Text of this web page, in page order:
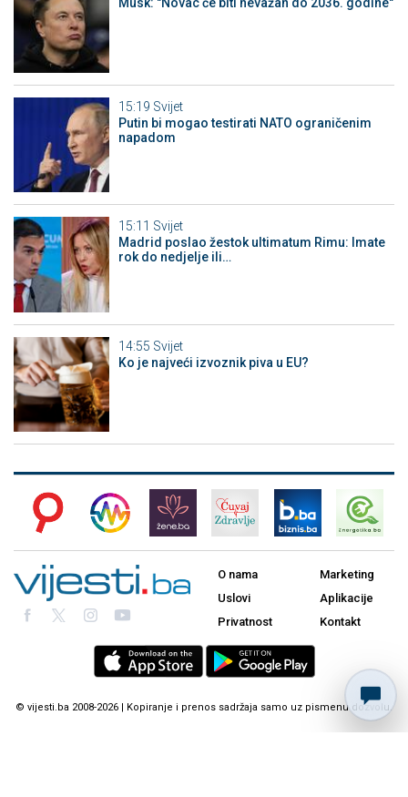
15:19 Svijet
Putin bi mogao testirati NATO ograničenim
napadom
15:11 Svijet
Madrid poslao žestok ultimatum Rimu: Imate
rok do nedjelje ili…
14:55 Svijet
Ko je najveći izvoznik piva u EU?
O nama
Uslovi
Privatnost
Marketing
Aplikacije
Kontakt
© vijesti.ba 2008-2026 | Kopiranje i prenos sadržaja samo uz pismenu dozvolu.